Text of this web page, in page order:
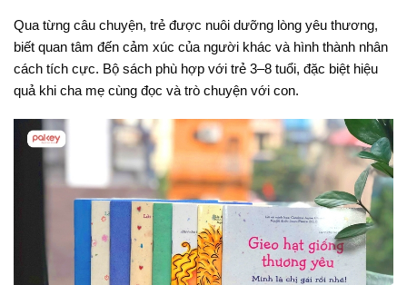
Qua từng câu chuyện, trẻ được nuôi dưỡng lòng yêu thương,
biết quan tâm đến cảm xúc của người khác và hình thành nhân
cách tích cực. Bộ sách phù hợp với trẻ 3–8 tuổi, đặc biệt hiệu
quả khi cha mẹ cùng đọc và trò chuyện với con.